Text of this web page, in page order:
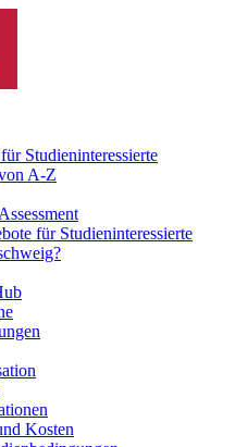
Studieninteressierte
A-Z
für Studieninteressierte
Kosten